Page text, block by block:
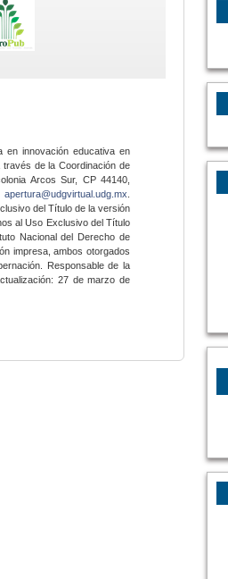
en innovación educativa en
de la Coordinación de
Arcos Sur, CP 44140,
apertura@udgvirtual.udg.mx
del Título de la versión
al Uso Exclusivo del Título
Nacional del Derecho de
impresa, ambos otorgados
Responsable de la
27 de marzo de